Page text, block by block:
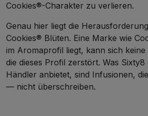
Cookies®-Charakter zu verlieren.
Genau hier liegt die
Cookies® Blüten. Eine Marke wie
im Aromaprofil liegt, kann sich keine
die dieses Profil zerstört. Was Sixty8
Händler anbietet, sind Infusionen,
— nicht überschreiben.